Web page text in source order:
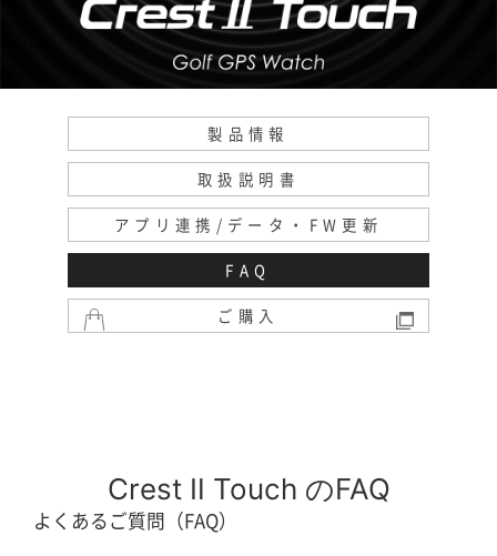
製品情報
取扱説明書
アプリ連携/データ・FW更新
FAQ
ご購入
Crest Ⅱ Touch のFAQ
よくあるご質問（FAQ）